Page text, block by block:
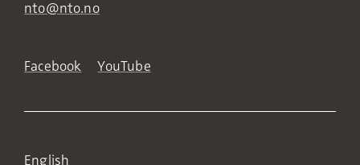
nto@nto.no
Facebook YouTube
English